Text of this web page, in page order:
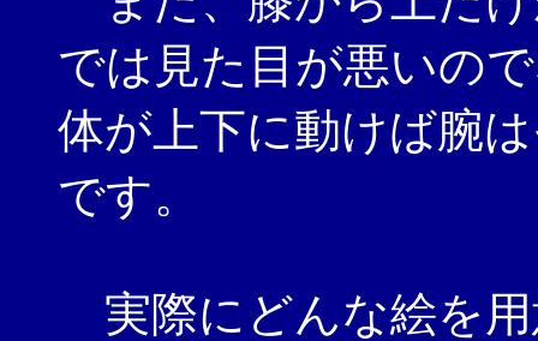
では見た目が悪いの
体が上下に動けば腕
です。
実際にどんな絵を